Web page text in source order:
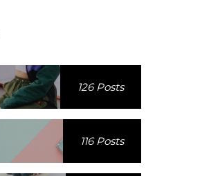
126 Posts
116 Posts